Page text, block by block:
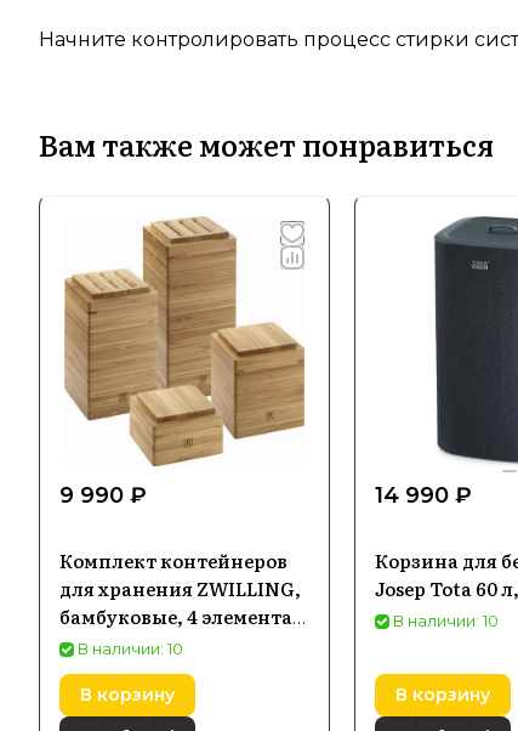
Начните контролировать процесс стирки
Вам также может понравиться
9 990 ₽
Комплект контейнеров
для хранения ZWILLING,
бамбуковые, 4 элемента
35101400
В наличии: 10
В корзину
14 990 ₽
Корзина для
Josep Tota 60
В наличии: 10
В корзину